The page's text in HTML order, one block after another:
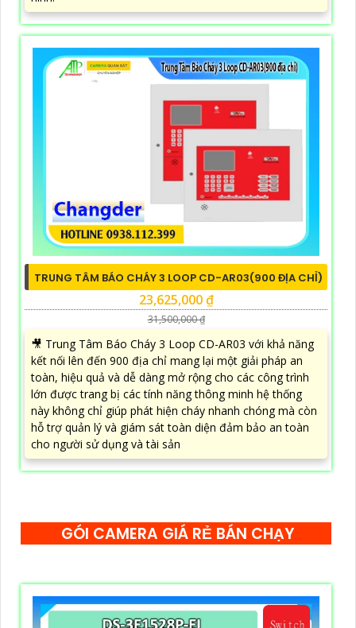
TRUNG TÂM BÁO CHÁY 3 LOOP CD-AR03(900 ĐỊA CHỈ)
23,625,000 ₫
31,500,000 ₫
🎥 Trung Tâm Báo Cháy 3 Loop CD-AR03 với khả năng
kết nối lên đến 900 địa chỉ mang lại một giải pháp an
toàn, hiệu quả và dễ dàng mở rộng cho các công trình
lớn được trang bị các tính năng thông minh hệ thống
này không chỉ giúp phát hiện cháy nhanh chóng mà còn
hỗ trợ quản lý và giám sát toàn diện đảm bảo an toàn
cho người sử dụng và tài sản
GÓI CAMERA GIÁ RẺ BÁN CHẠY